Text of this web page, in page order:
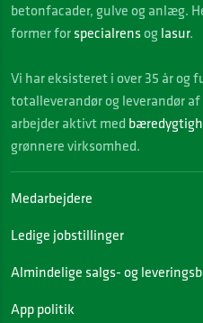
betonfacader, gulve og anlæg.
former for specialrens og lasur.
Vi har eksisteret i over 35 år og
totalleverandør og leverandør
arbejder aktivt med
grønnere virksomhed.
Medarbejdere
Ledige jobstillinger
Almindelige salgs- og
App politik